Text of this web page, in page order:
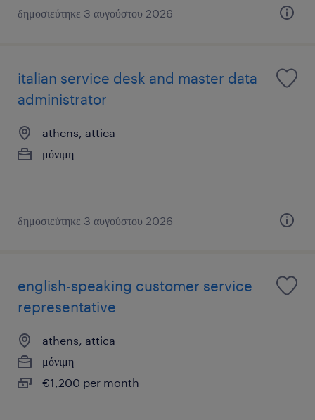
δημοσιεύτηκε 3 αυγούστου 2026
italian service desk and master data
administrator
athens, attica
μόνιμη
δημοσιεύτηκε 3 αυγούστου 2026
english-speaking customer service
representative
athens, attica
μόνιμη
€1,200 per month